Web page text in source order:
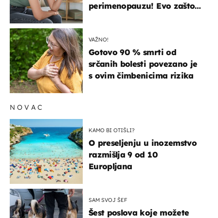
perimenopauzu! Evo zašto
VAŽNO!
Gotovo 90 % smrti od
srčanih bolesti povezano je
s ovim čimbenicima rizika
NOVAC
KAMO BI OTIŠLI?
O preseljenju u inozemstvo
razmišlja 9 od 10
Europljana
SAM SVOJ ŠEF
Šest poslova koje možete